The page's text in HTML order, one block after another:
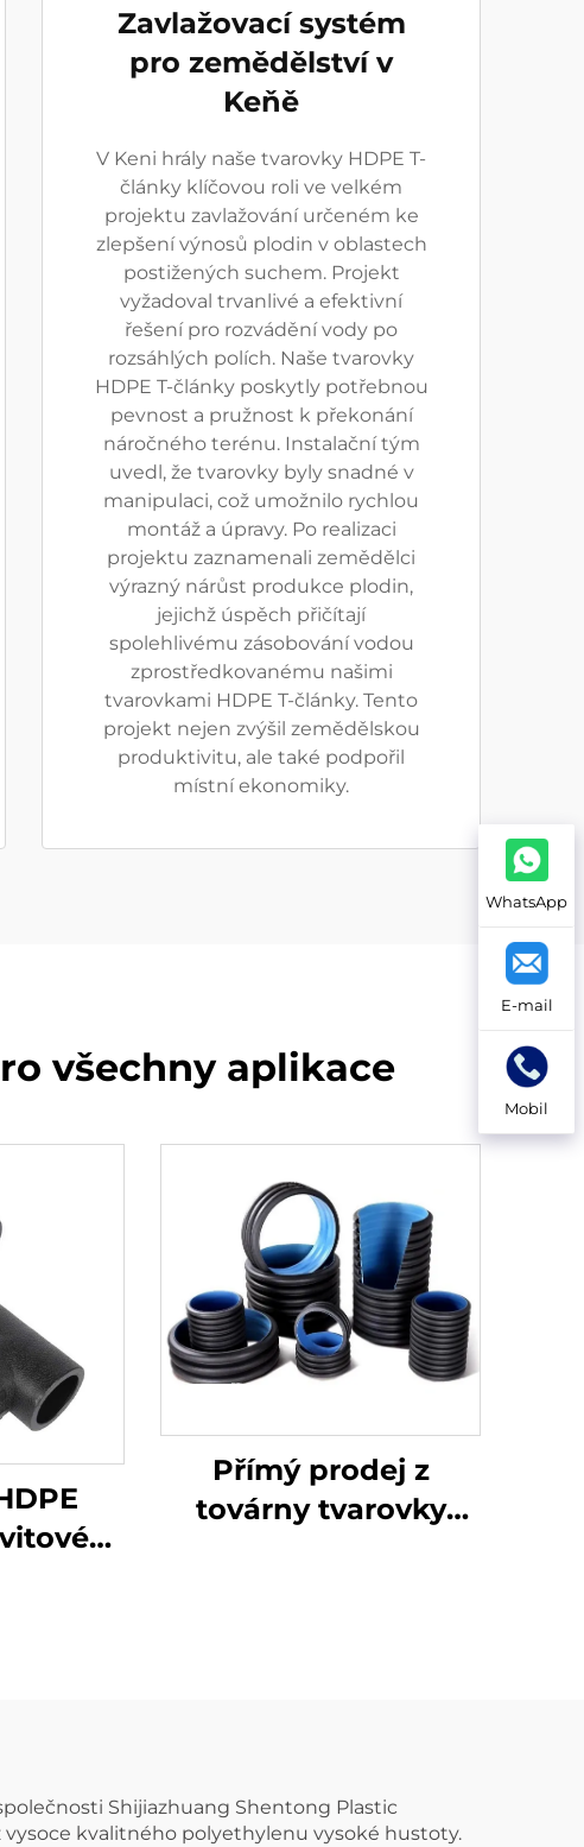
Zavlažovací systém
pro zemědělství v
Keňě
V Keni hrály naše tvarovky HDPE T-
články klíčovou roli ve velkém
projektu zavlažování určeném ke
zlepšení výnosů plodin v oblastech
postižených suchem. Projekt
vyžadoval trvanlivé a efektivní
řešení pro rozvádění vody po
rozsáhlých polích. Naše tvarovky
HDPE T-články poskytly potřebnou
pevnost a pružnost k překonání
náročného terénu. Instalační tým
uvedl, že tvarovky byly snadné v
manipulaci, což umožnilo rychlou
montáž a úpravy. Po realizaci
projektu zaznamenali zemědělci
výrazný nárůst produkce plodin,
jejichž úspěch přičítají
spolehlivému zásobování vodou
zprostředkovanému našimi
tvarovkami HDPE T-články. Tento
projekt nejen zvýšil zemědělskou
produktivitu, ale také podpořil
místní ekonomiky.
všechny aplikace
Přímý prodej z
továrny tvarovky
Shijiazhuang Shentong Plastic
kvalitného polyethylenu vysoké hustoty.
WhatsApp
E-mail
Mobil